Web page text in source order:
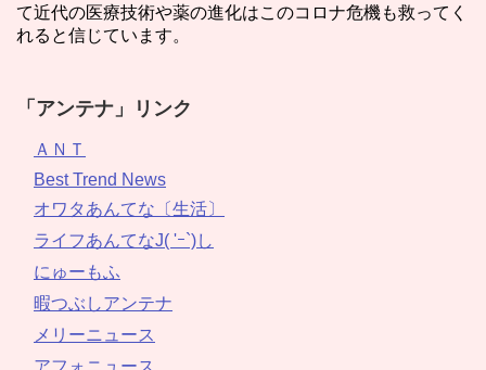
て近代の医療技術や薬の進化はこのコロナ危機も救ってく
れると信じています。
「アンテナ」リンク
ＡＮＴ
Best Trend News
オワタあんてな〔生活〕
ライフあんてなJ( 'ｰ`)し
にゅーもふ
暇つぶしアンテナ
メリーニュース
アフォニュース